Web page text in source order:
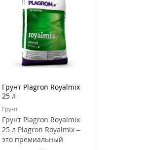
Грунт Plagron Royalmix
25 л
Грунт
Грунт Plagron Royalmix
25 л Plagron Royalmix –
это премиальный